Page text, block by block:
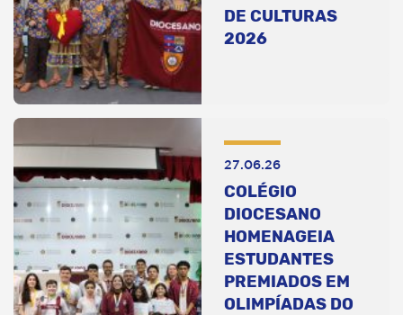
DE CULTURAS
2026
27.06.26
COLÉGIO
DIOCESANO
HOMENAGEIA
ESTUDANTES
PREMIADOS EM
OLIMPÍADAS DO